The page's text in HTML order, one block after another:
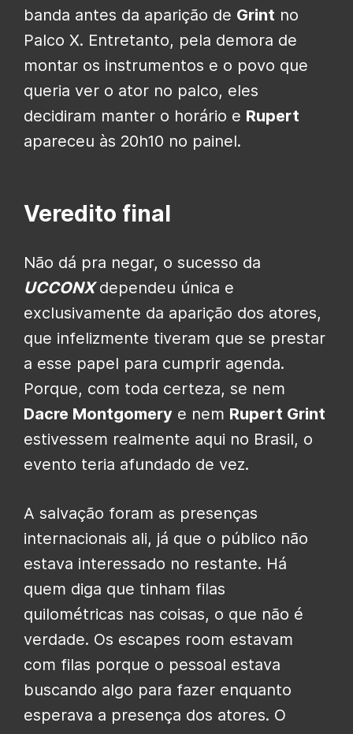
banda antes da aparição de Grint no
Palco X. Entretanto, pela demora de
montar os instrumentos e o povo que
queria ver o ator no palco, eles
decidiram manter o horário e Rupert
apareceu às 20h10 no painel.
Veredito final
Não dá pra negar, o sucesso da
UCCONXdependeu única e
exclusivamente da aparição dos atores,
que infelizmente tiveram que se prestar
a esse papel para cumprir agenda.
Porque, com toda certeza, se nem
Dacre Montgomery e nem Rupert Grint
estivessem realmente aqui no Brasil, o
evento teria afundado de vez.
A salvação foram as presenças
internacionais ali, já que o público não
estava interessado no restante. Há
quem diga que tinham filas
quilométricas nas coisas, o que não é
verdade. Os escapes room estavam
com filas porque o pessoal estava
buscando algo para fazer enquanto
esperava a presença dos atores. O